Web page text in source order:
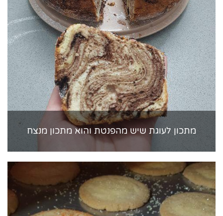
מתכון לעוגת שיש מהפנטת והוא מתכון מנצח